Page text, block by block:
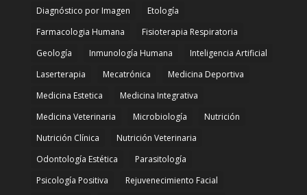
Diagnóstico por Imagen
Etología
Farmacologia Humana
Fisioterapia Respiratoria
Geología
Inmunología Humana
Inteligencia Artificial
Laserterapia
Mecatrónica
Medicina Deportiva
Medicina Estetica
Medicina Integrativa
Medicina Veterinaria
Microbiología
Nutrición
Nutrición Clínica
Nutrición Veterinaria
Odontología Estética
Parasitología
Psicología Positiva
Rejuvenecimiento Facial